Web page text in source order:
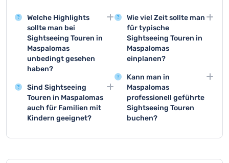
Welche Highlights
sollte man bei
Sightseeing Touren in
Maspalomas
unbedingt gesehen
haben?
Die Dünen von
Maspalomas sind
definitiv ein Muss für
jeden Besucher.
Zusätzlich empfehlen
Sind Sightseeing
Touren in Maspalomas
auch für Familien mit
Kindern geeignet?
Wie viel Zeit sollte man
für typische
Sightseeing Touren in
Maspalomas
einplanen?
Die meisten Sightseeing
Touren in Maspalomas
dauern zwischen zwei
und vier Stunden. Je
nach gewähltem
Kann man in
Maspalomas
professionell geführte
Sightseeing Touren
buchen?